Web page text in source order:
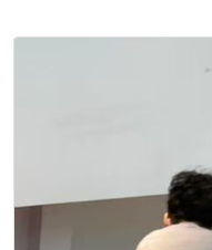
地圖指引方...